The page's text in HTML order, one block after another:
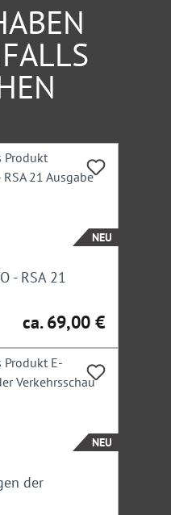
NEU
- RSA 21
Regulärer Preis:
ca. 69,00 €
NEU
der